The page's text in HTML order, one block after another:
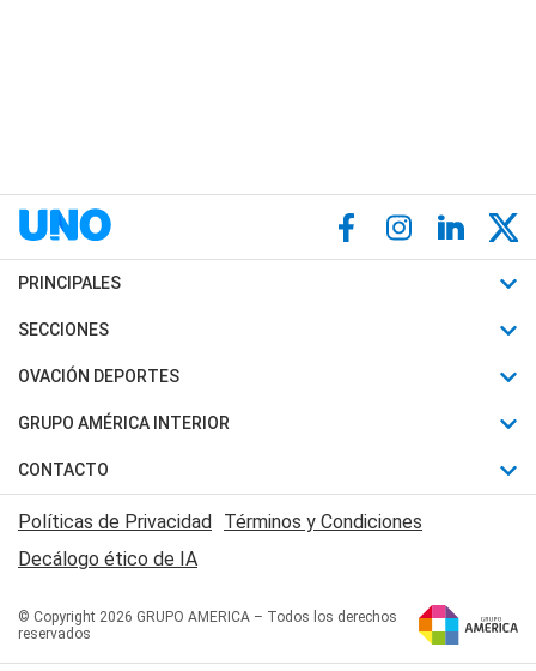
PRINCIPALES
Últimas Noticias
Política
Judiciales
Economia
SECCIONES
Horóscopo
Motores
Trucos caseros
Series y Películas
Edictos y Solicitadas
OVACIÓN DEPORTES
Fútbol
Mundial
Automovilismo
Rugby
Básquet
GRUPO AMÉRICA INTERIOR
Canal 7 en Vivo
San Juan 8
CONTACTO
Acerca de Nosotros
Contactanos
Políticas de Privacidad Términos y Condiciones
Decálogo ético de IA
© Copyright 2026 GRUPO AMERICA – Todos los derechos
reservados